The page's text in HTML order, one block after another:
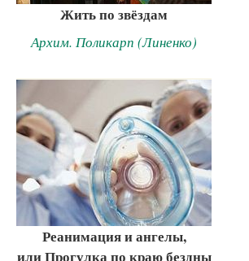
Жить по звёздам
Архим. Поликарп (Линенко)
Реанимация и ангелы,
или Прогулка по краю бездны